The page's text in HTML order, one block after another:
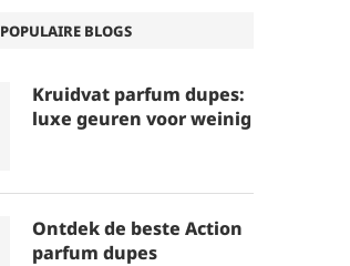
POPULAIRE BLOGS
Kruidvat parfum dupes:
luxe geuren voor weinig
Ontdek de beste Action
parfum dupes